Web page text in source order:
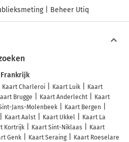
| Beheer Utiq
Kaart Charleroi Kaart Luik
Kaart
Brugge Kaart Anderlecht
Kaart
Jans-Molenbeek
Kaart Bergen
Kaart Aalst Kaart Ukkel
Kaart La
Kortrijk Kaart Sint-Niklaas
Kaart
Genk Kaart Seraing
Kaart Roeselare